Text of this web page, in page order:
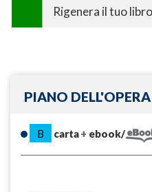
Rigenera il tuo libro
PIANO DELL'OPERA
B carta ebook/